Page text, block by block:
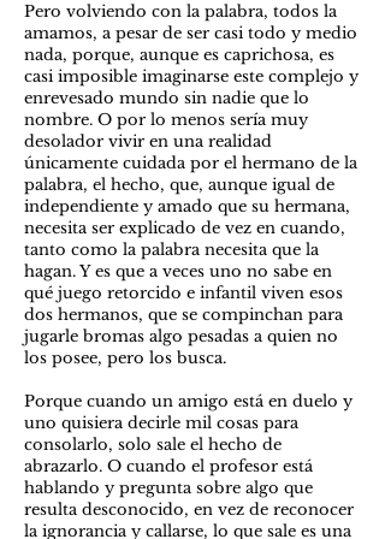
Pero volviendo con la palabra, todos la
amamos, a pesar de ser casi todo y medio
nada, porque, aunque es caprichosa, es
casi imposible imaginarse este complejo y
enrevesado mundo sin nadie que lo
nombre. O por lo menos sería muy
desolador vivir en una realidad
únicamente cuidada por el hermano de la
palabra, el hecho, que, aunque igual de
independiente y amado que su hermana,
necesita ser explicado de vez en cuando,
tanto como la palabra necesita que la
hagan. Y es que a veces uno no sabe en
qué juego retorcido e infantil viven esos
dos hermanos, que se compinchan para
jugarle bromas algo pesadas a quien no
los posee, pero los busca.
Porque cuando un amigo está en duelo y
uno quisiera decirle mil cosas para
consolarlo, solo sale el hecho de
abrazarlo. O cuando el profesor está
hablando y pregunta sobre algo que
resulta desconocido, en vez de reconocer
la ignorancia y callarse, lo que sale es una